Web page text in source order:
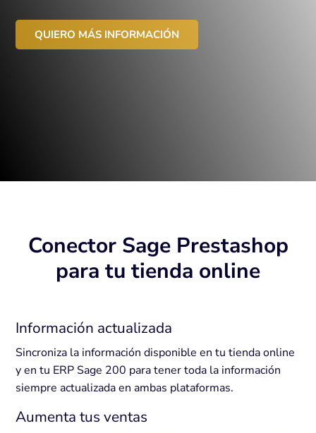
QUIERO MÁS INFORMACIÓN
Conector Sage Prestashop
para tu tienda online
Información actualizada
Sincroniza la información disponible en tu tienda online
y en tu ERP Sage 200 para tener toda la información
siempre actualizada en ambas plataformas.
Aumenta tus ventas